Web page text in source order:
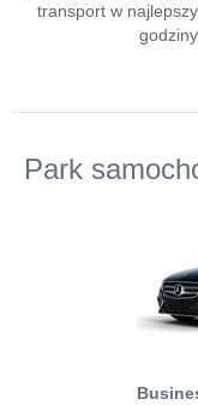
transport w
Park